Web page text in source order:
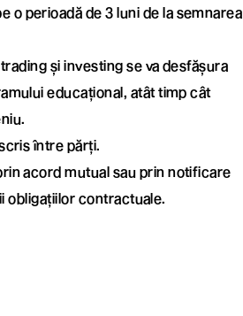
o perioadă de 3 luni de la semnarea
și investing se va desfășura
educațional, atât timp cât
între părți.
acord mutual sau prin notificare
obligațiilor contractuale.